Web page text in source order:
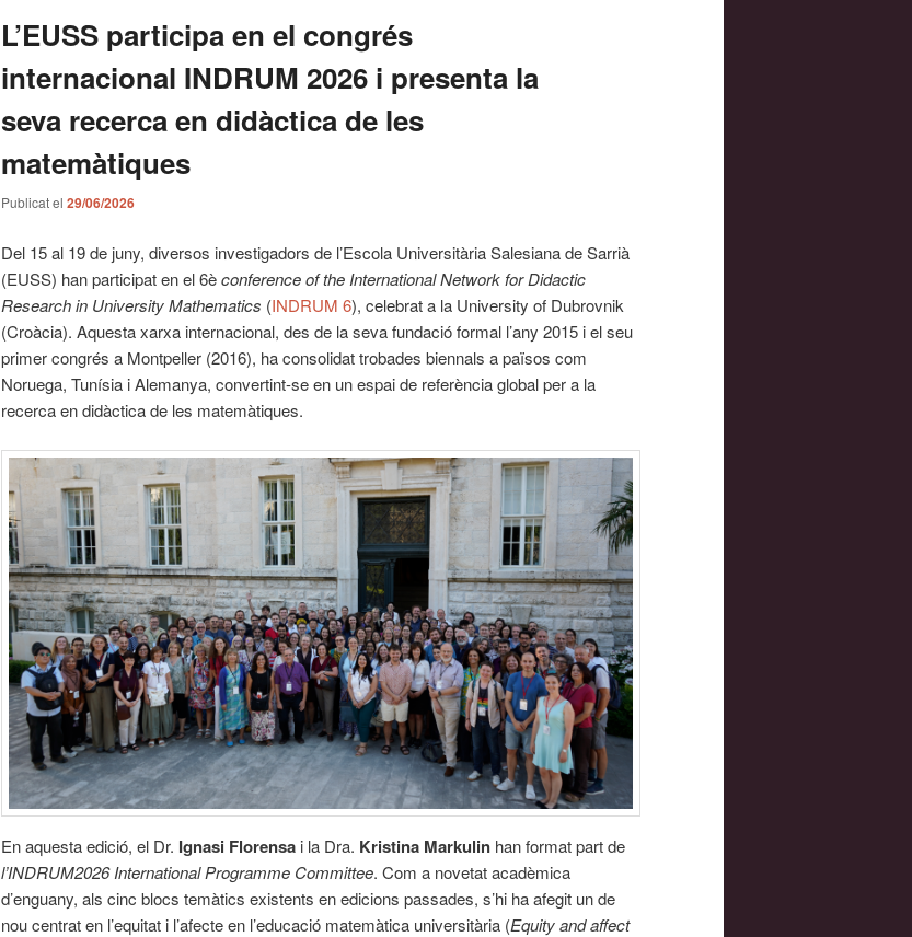
L’EUSS participa en el congrés
internacional INDRUM 2026 i presenta la
seva recerca en didàctica de les
matemàtiques
Publicat el 29/06/2026
Del 15 al 19 de juny, diversos investigadors de l’Escola Universitària Salesiana de Sarrià
(EUSS) han participat en el 6èconference of the International Network for Didactic
Research in University Mathematics (INDRUM 6), celebrat a la University of Dubrovnik
(Croàcia). Aquesta xarxa internacional, des de la seva fundació formal l’any 2015 i el seu
primer congrés a Montpeller (2016), ha consolidat trobades biennals a països com
Noruega, Tunísia i Alemanya, convertint-se en un espai de referència global per a la
recerca en didàctica de les matemàtiques.
En aquesta edició, el Dr. Ignasi Florensa i la Dra. Kristina Markulin han format part de
l’INDRUM2026 International Programme Committee. Com a novetat acadèmica
d’enguany, als cinc blocs temàtics existents en edicions passades, s’hi ha afegit un de
nou centrat en l’equitat i l’afecte en l’educació matemàtica universitària (Equity and affect